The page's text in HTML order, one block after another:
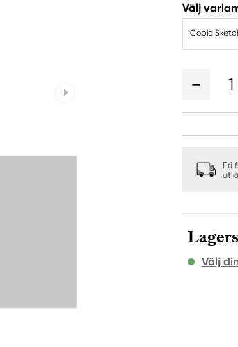
Välj
Copic
1
Fri
Välj